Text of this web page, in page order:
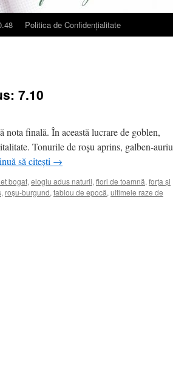
Politica de Confidențialitate
7.10
nota finală. În această lucrare de goblen,
Tonurile de roșu aprins, galben-auriu
să citești →
bogat, elogiu adus naturii, flori de toamnă, forța și
, roșu-burgund, tablou de epocă, ultimele raze de